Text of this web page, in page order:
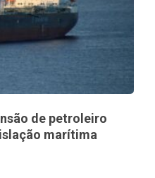
de petroleiro
marítima